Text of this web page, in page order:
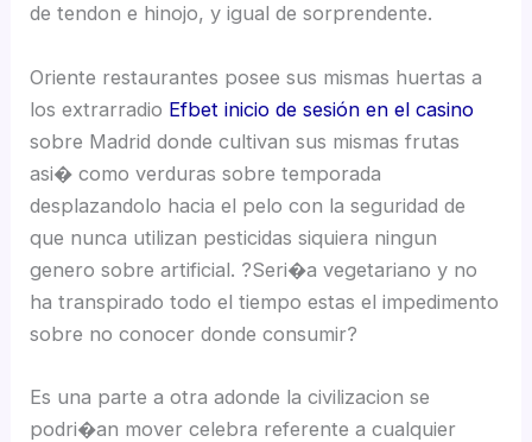
de tendon e hinojo, y igual de sorprendente.
Oriente restaurantes posee sus mismas huertas a
los extrarradio Efbet inicio de sesión en el casino
sobre Madrid donde cultivan sus mismas frutas
asi� como verduras sobre temporada
desplazandolo hacia el pelo con la seguridad de
que nunca utilizan pesticidas siquiera ningun
genero sobre artificial. ?Seri�a vegetariano y no
ha transpirado todo el tiempo estas el impedimento
sobre no conocer donde consumir?
Es una parte a otra adonde la civilizacion se
podri�an mover celebra referente a cualquier